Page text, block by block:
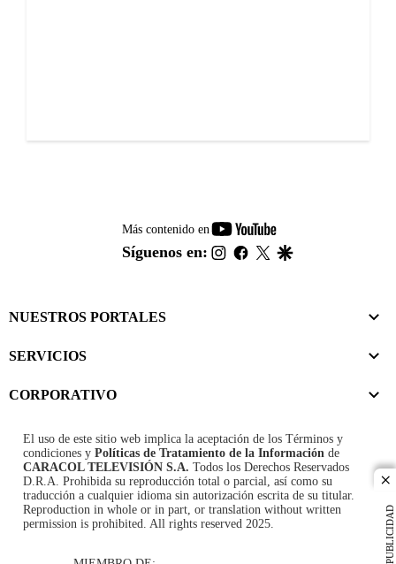
PUBLICIDAD
Más contenido en
youtube-
footer
Síguenos en: instagram
facebook
twitter
NUESTROS PORTALES
SERVICIOS
CORPORATIVO
El uso de este sitio web implica la aceptación de los Términos y
condiciones y Políticas de Tratamiento de la Información de
CARACOL TELEVISIÓN S.A. Todos los Derechos Reservados
D.R.A. Prohibida su reproducción total o parcial, así como su
traducción a cualquier idioma sin autorización escrita de su titular.
Reproduction in whole or in part, or translation without written
permission is prohibited. All rights reserved 2025.